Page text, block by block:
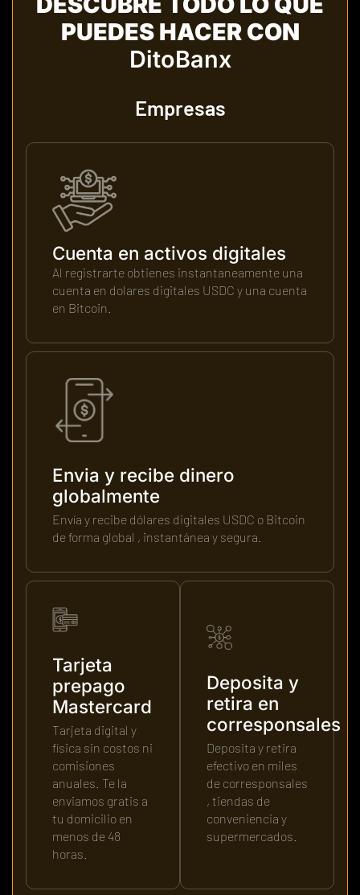
PUEDES HACER CON
DitoBanx
Empresas
Cuenta en activos digitales
Al registrarte obtienes instantaneamente una
cuenta en dolares digitales USDC y una cuenta
en Bitcoin.
Envia y recibe dinero
globalmente
Envía y recibe dólares digitales USDC o Bitcoin
de forma global , instantánea y segura.
Tarjeta
prepago
Mastercard
Tarjeta digital y
física sin costos ni
comisiones
anuales. Te la
enviamos gratis a
tu domicilio en
menos de 48
horas.
Deposita y
retira en
corresponsales
Deposita y retira
efectivo en miles
de corresponsales
, tiendas de
conveniencia y
supermercados.